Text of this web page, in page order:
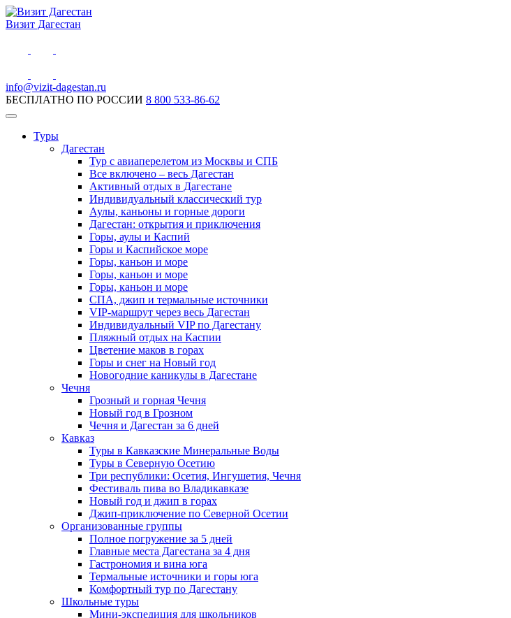
Визит Дагестан
info@vizit-dagestan.ru
БЕСПЛАТНО ПО РОССИИ 8 800 533-86-62
Туры
Дагестан
Тур с авиаперелетом из Москвы и СПБ
Все включено – весь Дагестан
Активный отдых в Дагестане
Индивидуальный классический тур
Аулы, каньоны и горные дороги
Дагестан: открытия и приключения
Горы, аулы и Каспий
Горы и Каспийское море
Горы, каньон и море
Горы, каньон и море
Горы, каньон и море
СПА, джип и термальные источники
VIP-маршрут через весь Дагестан
Индивидуальный VIP по Дагестану
Пляжный отдых на Каспии
Цветение маков в горах
Горы и снег на Новый год
Новогодние каникулы в Дагестане
Чечня
Грозный и горная Чечня
Новый год в Грозном
Чечня и Дагестан за 6 дней
Кавказ
Туры в Кавказские Минеральные Воды
Туры в Северную Осетию
Три республики: Осетия, Ингушетия, Чечня
Фестиваль пива во Владикавказе
Новый год и джип в горах
Джип-приключение по Северной Осетии
Организованные группы
Полное погружение за 5 дней
Главные места Дагестана за 4 дня
Гастрономия и вина юга
Термальные источники и горы юга
Комфортный тур по Дагестану
Школьные туры
Мини-экспедиция для школьников